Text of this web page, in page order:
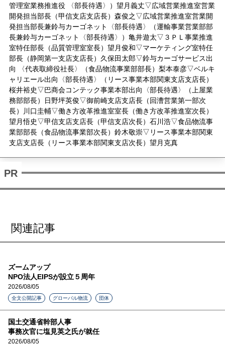
管理室業務推進役 〈部長待遇〉）望月義丈▽広域営業推進室営業
開発担当部長（甲信支店支店長）森俊之▽広域営業推進室営業開
発担当部長兼鈴与カーゴネット〈部長待遇〉（運輸事業営業部部
長兼鈴与カーゴネット〈部長待遇〉）亀井遊太▽３ＰＬ事業推進
室特任部長（品質管理室室長）望月俊和▽マーケティング室特任
部長（静岡第一支店支店長）久保田太郎▽鈴与カーゴサービス出
向 〈代表取締役社長〉（食品物流事業部部長）梨本泰彦▽ベルキ
ャリエール出向〈部長待遇〉（リース事業本部関東支店支店長）
桜井裕史▽巴商会コンテック事業本部出向〈部長待遇〉（上屋業
務部部長）日野坪英俊▽御前崎支店支店長（回漕営業第一部次
長）川口圭輔▽働き方改革推進室室長（働き方改革推進室次長）
望月悟史▽甲信支店支店長（甲信支店次長）石川浩▽食品物流事
業部部長（食品物流事業部次長）鈴木敬崇▽リース事業本部関東
支店支店長（リース事業本部関東支店次長）望月克真
関連記事
ズームアップ
NPO法人EIPSが設立５周年
2026/08/05
全文公開記事 グローバル物流 団体
国土交通省幹部人事
事務次官に塩見英之氏が就任
2026/08/05